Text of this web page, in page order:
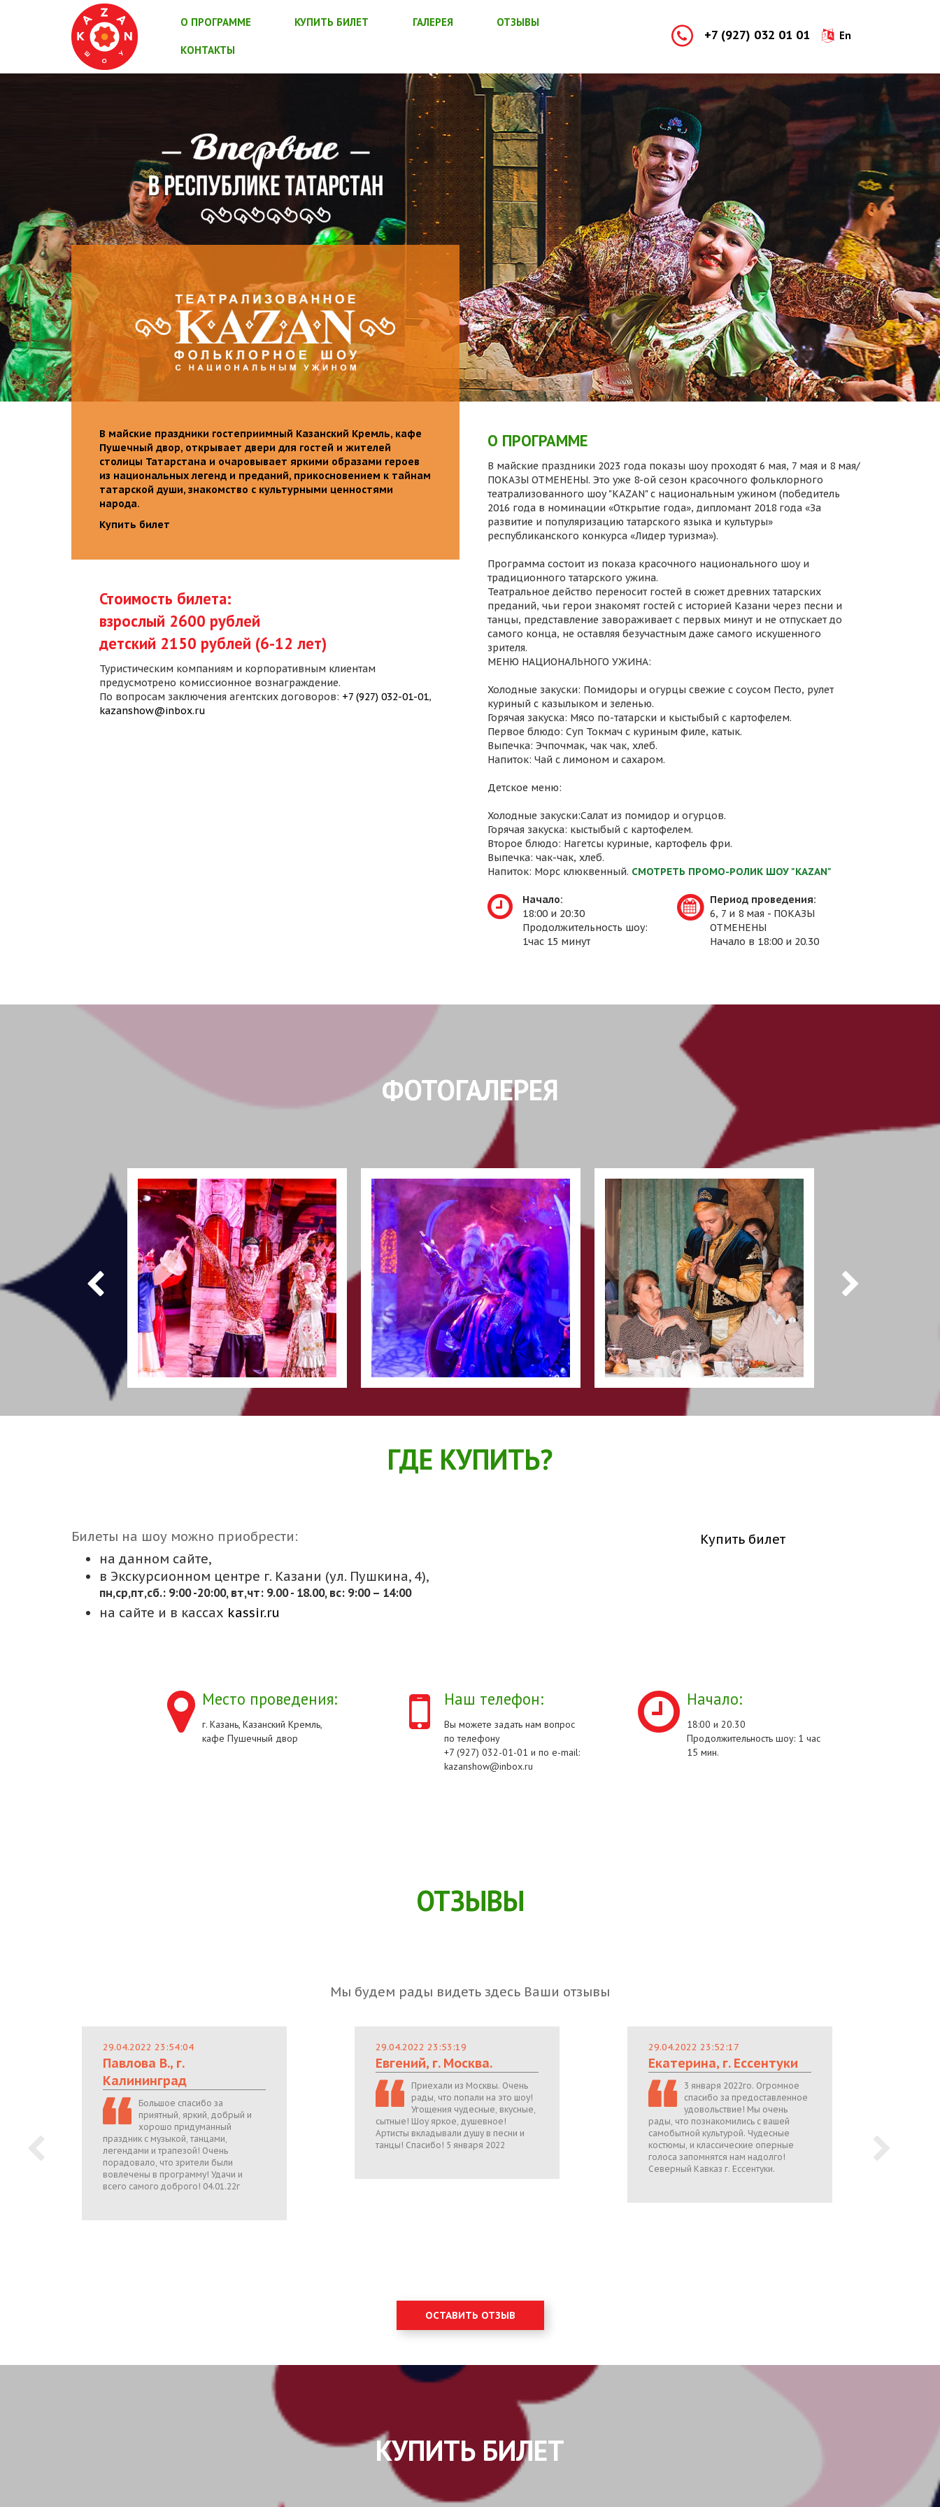
О ПРОГРАММЕ КУПИТЬ БИЛЕТ ГАЛЕРЕЯ ОТЗЫВЫ
КОНТАКТЫ
+7 (927) 032 01 01 En
В майские праздники гостеприимный Казанский Кремль, кафе
Пушечный двор, открывает двери для гостей и жителей
столицы Татарстана и очаровывает яркими образами героев
из национальных легенд и преданий, прикосновением к тайнам
татарской души, знакомство с культурными ценностями
народа.
Купить билет
Стоимость билета:
взрослый 2600 рублей
детский 2150 рублей (6-12 лет)
Туристическим компаниям и корпоративным клиентам
предусмотрено комиссионное вознаграждение.
По вопросам заключения агентских договоров: +7 (927) 032-01-01,
kazanshow@inbox.ru
О ПРОГРАММЕ
В майские праздники 2023 года показы шоу проходят 6 мая, 7 мая и 8 мая/
ПОКАЗЫ ОТМЕНЕНЫ. Это уже 8-ой сезон красочного фольклорного
театрализованного шоу "KAZAN" с национальным ужином (победитель
2016 года в номинации «Открытие года», дипломант 2018 года «За
развитие и популяризацию татарского языка и культуры»
республиканского конкурса «Лидер туризма»).
Программа состоит из показа красочного национального шоу и
традиционного татарского ужина.
Театральное действо переносит гостей в сюжет древних татарских
преданий, чьи герои знакомят гостей с историей Казани через песни и
танцы, представление завораживает с первых минут и не отпускает до
самого конца, не оставляя безучастным даже самого искушенного
зрителя.
МЕНЮ НАЦИОНАЛЬНОГО УЖИНА:
Холодные закуски: Помидоры и огурцы свежие с соусом Песто, рулет
куриный с казылыком и зеленью.
Горячая закуска: Мясо по-татарски и кыстыбый с картофелем.
Первое блюдо: Суп Токмач с куриным филе, катык.
Выпечка: Эчпочмак, чак чак, хлеб.
Напиток: Чай с лимоном и сахаром.
Детское меню:
Холодные закуски:Салат из помидор и огурцов.
Горячая закуска: кыстыбый с картофелем.
Второе блюдо: Нагетсы куриные, картофель фри.
Выпечка: чак-чак, хлеб.
Напиток: Морс клюквенный. СМОТРЕТЬ ПРОМО-РОЛИК ШОУ "KAZAN"
Начало:
18:00 и 20:30
Продолжительность шоу:
1час 15 минут
Период проведения:
6, 7 и 8 мая - ПОКАЗЫ
ОТМЕНЕНЫ
Начало в 18:00 и 20.30
ФОТОГАЛЕРЕЯ
ГДЕ КУПИТЬ?
Билеты на шоу можно приобрести:
на данном сайте,
в Экскурсионном центре г. Казани (ул. Пушкина, 4),
пн,cр,пт,сб.: 9:00 -20:00, вт,чт: 9.00 - 18.00, вс: 9:00 – 14:00
на сайте и в кассах kassir.ru
Купить билет
Место проведения:
г. Казань, Казанский Кремль,
кафе Пушечный двор
Наш телефон:
Вы можете задать нам вопрос
по телефону
+7 (927) 032-01-01 и по e-mail:
kazanshow@inbox.ru
Начало:
18:00 и 20.30
Продолжительность шоу: 1 час
15 мин.
ОТЗЫВЫ
Мы будем рады видеть здесь Ваши отзывы
29.04.2022 23:54:04
Павлова В., г.
Калининград
Большое спасибо за
приятный, яркий, добрый и
хорошо придуманный
праздник с музыкой, танцами,
легендами и трапезой! Очень
порадовало, что зрители были
вовлечены в программу! Удачи и
всего самого доброго! 04.01.22г
29.04.2022 23:53:19
Евгений, г. Москва.
Приехали из Москвы. Очень
рады, что попали на это шоу!
Угощения чудесные, вкусные,
сытные! Шоу яркое, душевное!
Артисты вкладывали душу в песни и
танцы! Спасибо! 5 января 2022
29.04.2022 23:52:17
Екатерина, г. Ессентуки
3 января 2022го. Огромное
спасибо за предоставленное
удовольствие! Мы очень
рады, что познакомились с вашей
самобытной культурой. Чудесные
костюмы, и классические оперные
голоса запомнятся нам надолго!
Северный Кавказ г. Ессентуки.
ОСТАВИТЬ ОТЗЫВ
КУПИТЬ БИЛЕТ